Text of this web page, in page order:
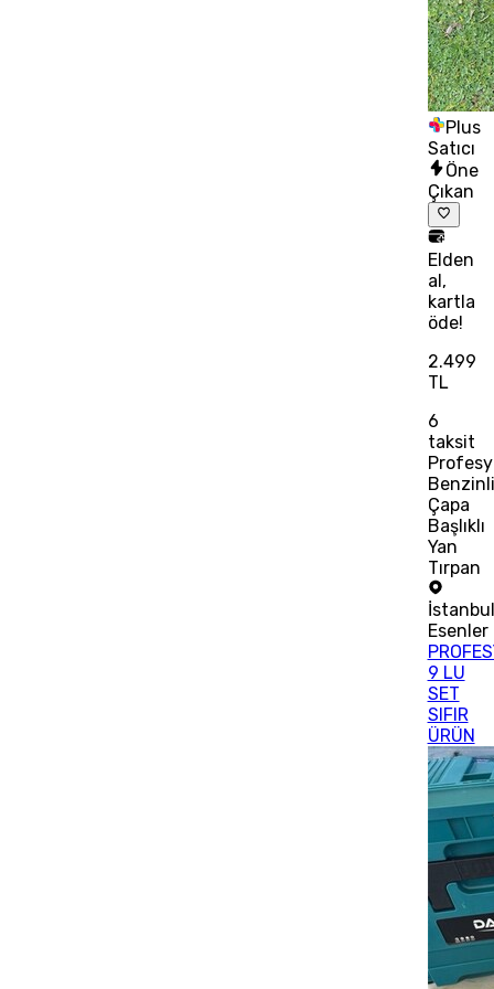
Plus
Satıcı
Öne
Çıkan
Elden
al,
kartla
öde!
2.499
TL
6
taksit
Benzinli
Çapa
Başlıklı
Yan
Tırpan
İstanbul
Esenler
9 LU
SET
SIFIR
ÜRÜN